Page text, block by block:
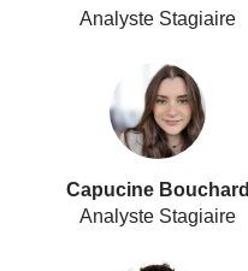
Analyste Stagiaire
Capucine Bouchard
Analyste Stagiaire